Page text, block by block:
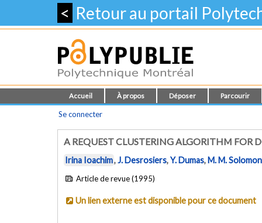
< Retour au portail
Accueil À propos Déposer Parcourir
Se connecter
A REQUEST CLUSTERING ALGORITHM
Irina Ioachim,J. Desrosiers,Y. Dumas,M. M. Solomon
Article de revue (1995)
Un lien externe est disponible pour ce document